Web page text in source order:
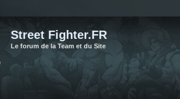
Street Fighter.FR
Le forum de la Team et du Site